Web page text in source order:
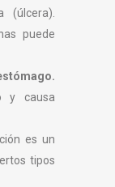
(úlcera).
puede
y causa
es un
tipos